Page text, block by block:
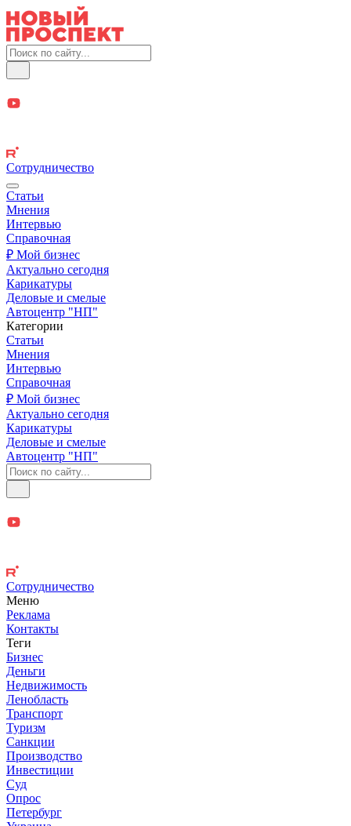
Сотрудничество
Статьи
Мнения
Интервью
Справочная
₽ Мой бизнес
Актуально сегодня
Карикатуры
Деловые и смелые
Автоцентр "НП"
Категории
Статьи
Мнения
Интервью
Справочная
₽ Мой бизнес
Актуально сегодня
Карикатуры
Деловые и смелые
Автоцентр "НП"
Сотрудничество
Меню
Реклама
Контакты
Теги
Бизнес
Деньги
Недвижимость
Ленобласть
Транспорт
Туризм
Санкции
Производство
Инвестиции
Суд
Опрос
Петербург